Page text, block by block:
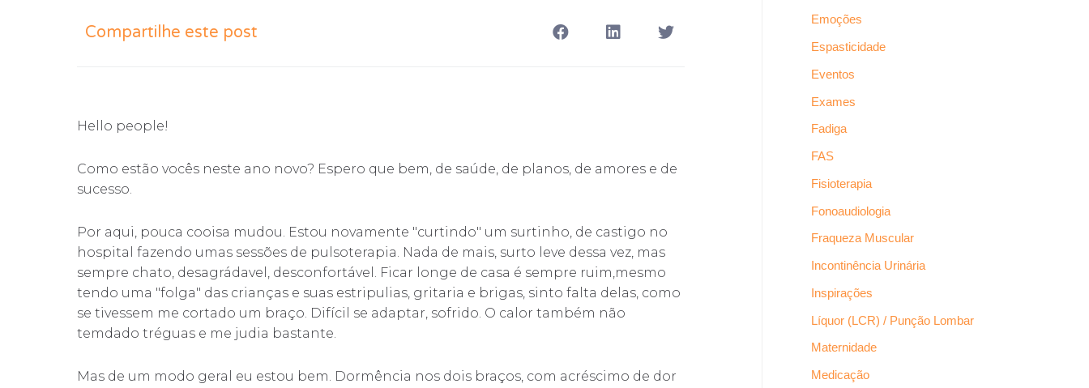
Compartilhe este post
Hello people!
Como estão vocês neste ano novo? Espero que bem, de saúde, de planos, de amores e de
sucesso.
Por aqui, pouca cooisa mudou. Estou novamente "curtindo" um surtinho, de castigo no
hospital fazendo umas sessões de pulsoterapia. Nada de mais, surto leve dessa vez, mas
sempre chato, desagrádavel, desconfortável. Ficar longe de casa é sempre ruim,mesmo
tendo uma "folga" das crianças e suas estripulias, gritaria e brigas, sinto falta delas, como
se tivessem me cortado um braço. Difícil se adaptar, sofrido. O calor também não
temdado tréguas e me judia bastante.
Mas de um modo geral eu estou bem. Dormência nos dois braços, com acréscimo de dor
Emoções
Espasticidade
Eventos
Exames
Fadiga
FAS
Fisioterapia
Fonoaudiologia
Fraqueza Muscular
Incontinência Urinária
Inspirações
Líquor (LCR) / Punção Lombar
Maternidade
Medicação